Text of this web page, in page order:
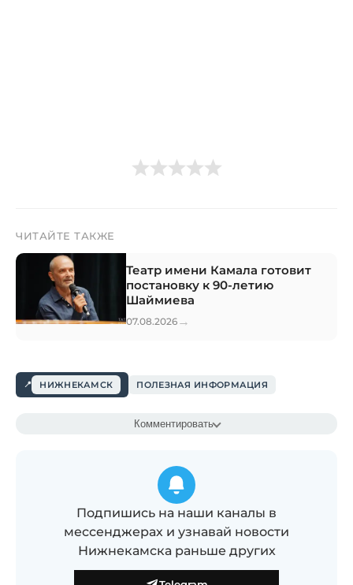
ЧИТАЙТЕ ТАКЖЕ
Театр имени Камала готовит
постановку к 90-летию
Шаймиева
07.08.2026 →
НИЖНЕКАМСК ПОЛЕЗНАЯ ИНФОРМАЦИЯ
Комментировать
Подпишись на наши каналы в
мессенджерах и узнавай новости
Нижнекамска раньше других